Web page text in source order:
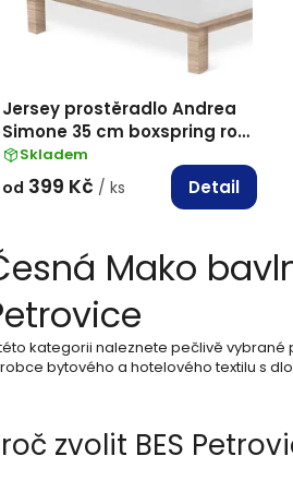
o
d
Jersey prostěradlo Andrea
Simone 35 cm boxspring roh
- Bílá
Skladem
od 399 Kč / ks Detail
Mako
kategorii naleznete pečlivě vybrané
bytového a hotelového textilu s
zvolit BES